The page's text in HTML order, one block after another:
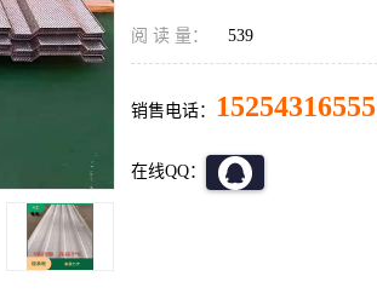
阅 读 量： 539
销售电话： 15254316555
在线QQ：